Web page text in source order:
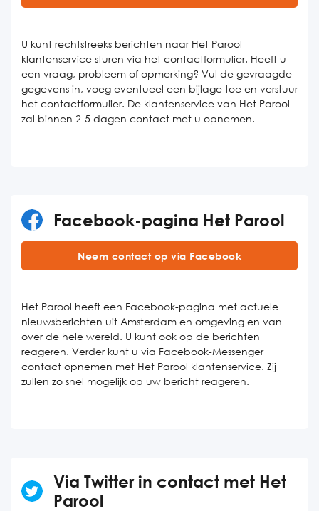
U kunt rechtstreeks berichten naar Het Parool
klantenservice sturen via het contactformulier. Heeft u
een vraag, probleem of opmerking? Vul de gevraagde
gegevens in, voeg eventueel een bijlage toe en verstuur
het contactformulier. De klantenservice van Het Parool
zal binnen 2-5 dagen contact met u opnemen.
Facebook-pagina Het Parool
Neem contact op via Facebook
Het Parool heeft een Facebook-pagina met actuele
nieuwsberichten uit Amsterdam en omgeving en van
over de hele wereld. U kunt ook op de berichten
reageren. Verder kunt u via Facebook-Messenger
contact opnemen met Het Parool klantenservice. Zij
zullen zo snel mogelijk op uw bericht reageren.
Via Twitter in contact met Het
Parool